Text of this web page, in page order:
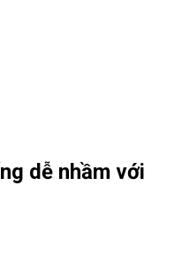
dễ nhầm với